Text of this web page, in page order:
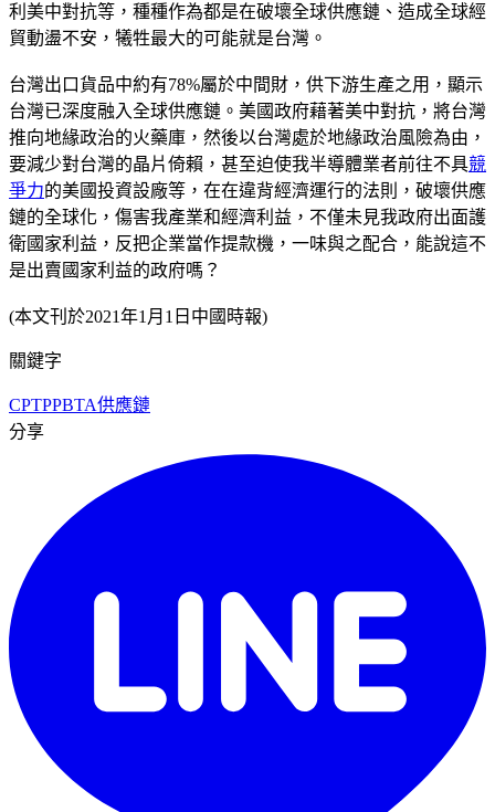
利美中對抗等，種種作為都是在破壞全球供應鏈、造成全球經
貿動盪不安，犧牲最大的可能就是台灣。
台灣出口貨品中約有78%屬於中間財，供下游生產之用，顯示
台灣已深度融入全球供應鏈。美國政府藉著美中對抗，將台灣
推向地緣政治的火藥庫，然後以台灣處於地緣政治風險為由，
要減少對台灣的晶片倚賴，甚至迫使我半導體業者前往不具競
爭力的美國投資設廠等，在在違背經濟運行的法則，破壞供應
鏈的全球化，傷害我產業和經濟利益，不僅未見我政府出面護
衛國家利益，反把企業當作提款機，一味與之配合，能說這不
是出賣國家利益的政府嗎？
(本文刊於2021年1月1日中國時報)
關鍵字
CPTPPBTA供應鏈
分享